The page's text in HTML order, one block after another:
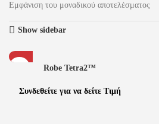
Εμφάνιση του μοναδικού αποτελέσματος
Show sidebar
Robe Tetra2™
Συνδεθείτε για να δείτε Τιμή